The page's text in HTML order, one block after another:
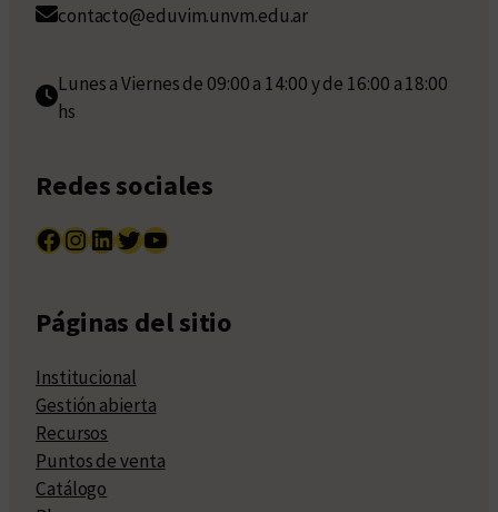
contacto@eduvim.unvm.edu.ar
Lunes a Viernes de 09:00 a 14:00 y de 16:00 a 18:00
hs
Redes sociales
Facebook InstagramLinkedIn Twitter YouTube
Páginas del sitio
Institucional
Gestión abierta
Recursos
Puntos de venta
Catálogo